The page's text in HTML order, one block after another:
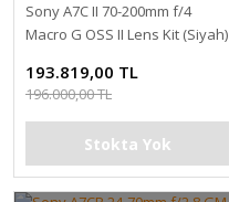
Sony A7C II 70-200mm f/4
Macro G OSS II Lens Kit (Siyah)
193.819,00 TL
196.000,00 TL
Stokta Yok